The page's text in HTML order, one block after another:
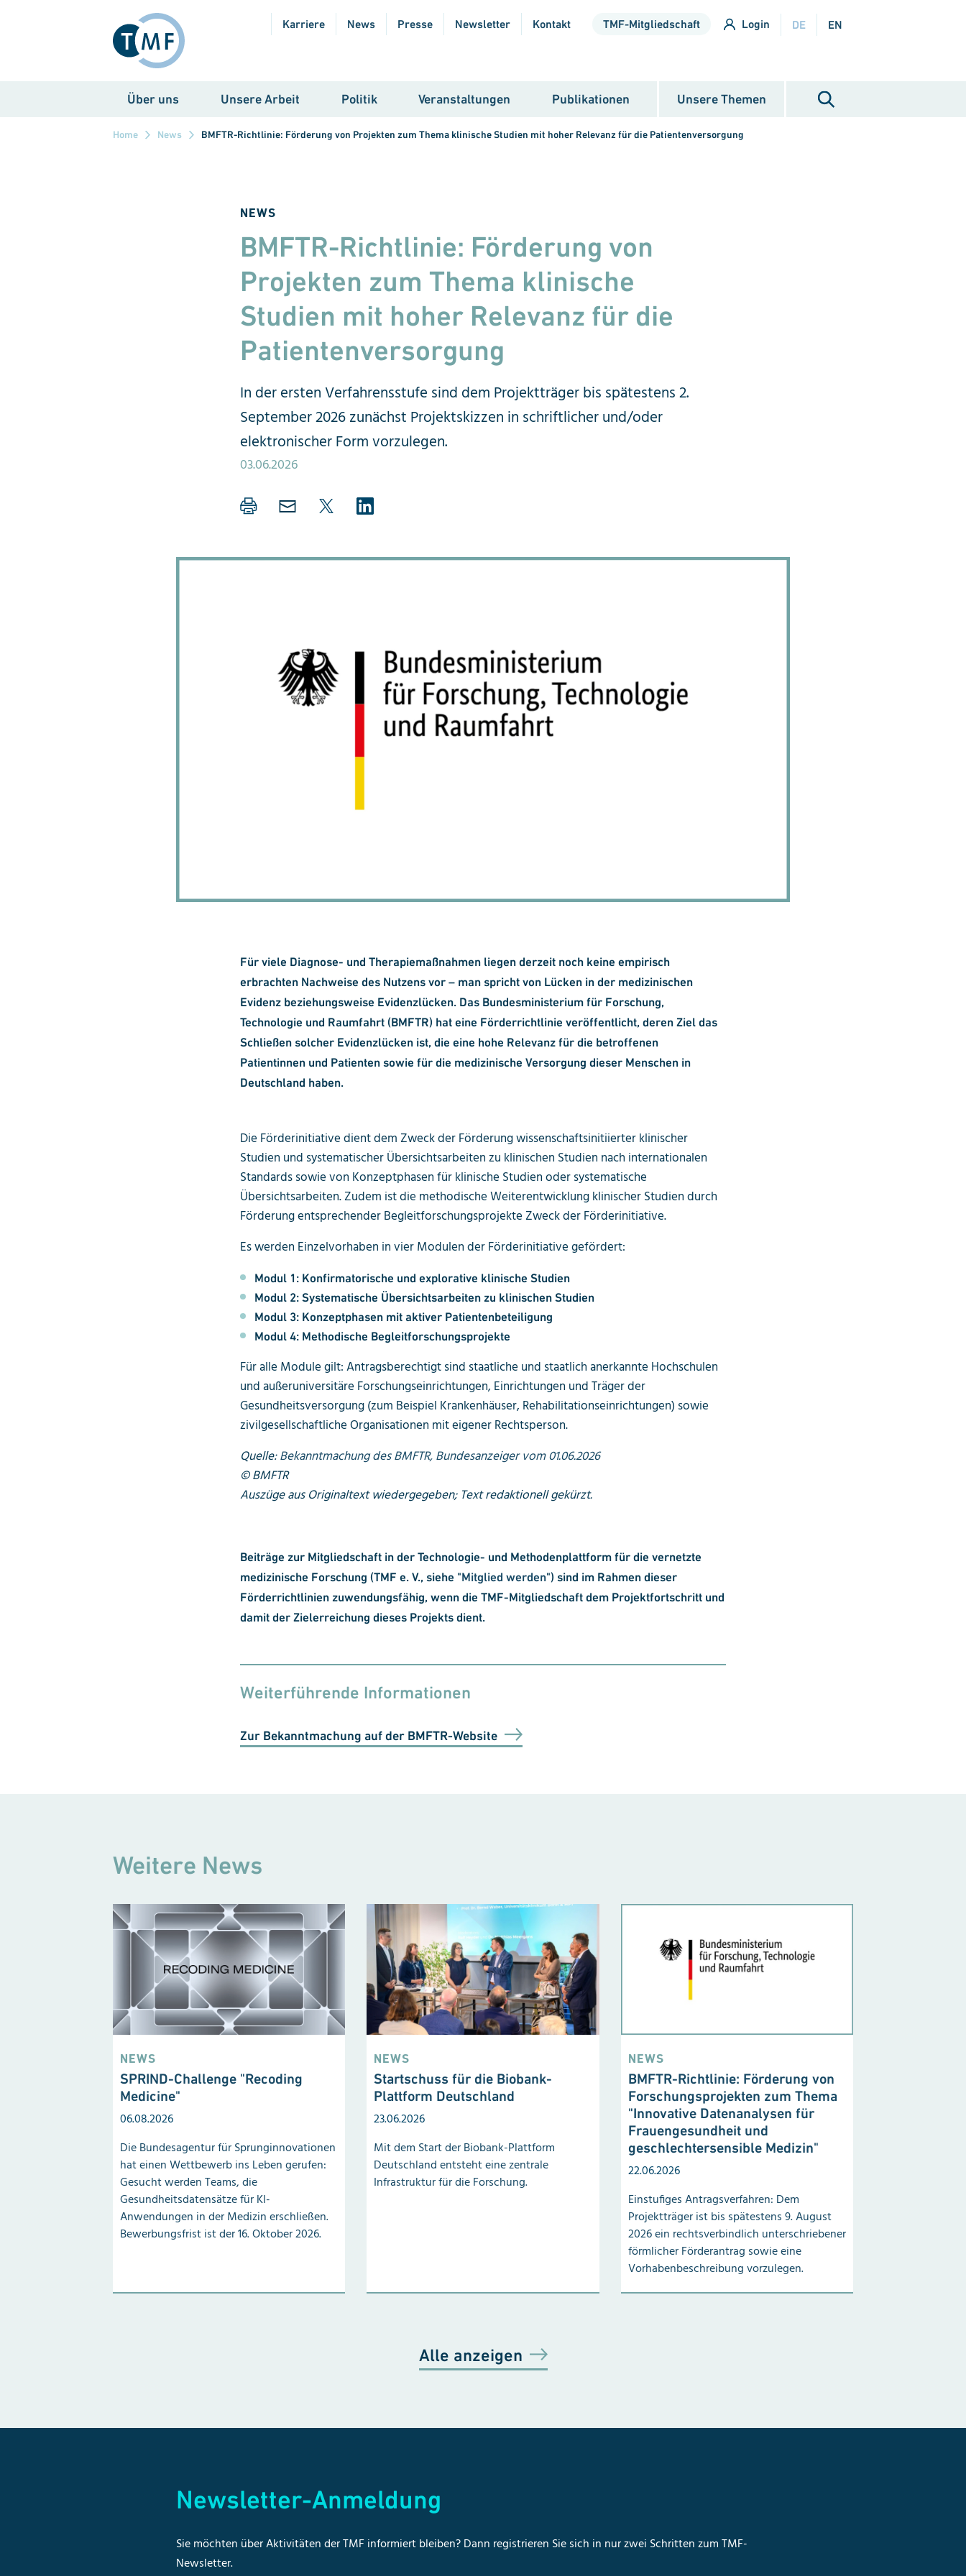
Karriere News Presse Newsletter Kontakt TMF-Mitgliedschaft Login DE EN
Über uns Unsere Arbeit Politik Veranstaltungen Publikationen Unsere Themen
Home News BMFTR-Richtlinie: Förderung von Projekten zum Thema klinische Studien mit hoher Relevanz für die Patientenversorgung
NEWS
BMFTR-Richtlinie: Förderung von
Projekten zum Thema klinische
Studien mit hoher Relevanz für die
Patientenversorgung
In der ersten Verfahrensstufe sind dem Projektträger bis spätestens 2.
September 2026 zunächst Projektskizzen in schriftlicher und/oder
elektronischer Form vorzulegen.
03.06.2026
Für viele Diagnose- und Therapiemaßnahmen liegen derzeit noch keine empirisch
erbrachten Nachweise des Nutzens vor – man spricht von Lücken in der medizinischen
Evidenz beziehungsweise Evidenzlücken. Das Bundesministerium für Forschung,
Technologie und Raumfahrt (BMFTR) hat eine Förderrichtlinie veröffentlicht, deren Ziel das
Schließen solcher Evidenzlücken ist, die eine hohe Relevanz für die betroffenen
Patientinnen und Patienten sowie für die medizinische Versorgung dieser Menschen in
Deutschland haben.
Die Förderinitiative dient dem Zweck der Förderung wissenschaftsinitiierter klinischer
Studien und systematischer Übersichtsarbeiten zu klinischen Studien nach internationalen
Standards sowie von Konzeptphasen für klinische Studien oder systematische
Übersichtsarbeiten. Zudem ist die methodische Weiterentwicklung klinischer Studien durch
Förderung entsprechender Begleitforschungsprojekte Zweck der Förderinitiative.
Es werden Einzelvorhaben in vier Modulen der Förderinitiative gefördert:
Modul 1: Konfirmatorische und explorative klinische Studien
Modul 2: Systematische Übersichtsarbeiten zu klinischen Studien
Modul 3: Konzeptphasen mit aktiver Patientenbeteiligung
Modul 4: Methodische Begleitforschungsprojekte
Für alle Module gilt: Antragsberechtigt sind staatliche und staatlich anerkannte Hochschulen
und außeruniversitäre Forschungseinrichtungen, Einrichtungen und Träger der
Gesundheitsversorgung (zum Beispiel Krankenhäuser, Rehabilitationseinrichtungen) sowie
zivilgesellschaftliche Organisationen mit eigener Rechtsperson.
Quelle:Bekanntmachung des BMFTR, Bundesanzeiger vom 01.06.2026
© BMFTR
Auszüge aus Originaltext wiedergegeben; Text redaktionell gekürzt.
Beiträge zur Mitgliedschaft in der Technologie- und Methodenplattform für die vernetzte
medizinische Forschung (TMF e. V., siehe "Mitglied werden") sind im Rahmen dieser
Förderricht­linien zuwendungs­fähig, wenn die TMF-Mitgliedschaft dem Projekt­fortschritt und
damit der Zielerreichung dieses Projekts dient.
Weiterführende Informationen
Zur Bekanntmachung auf der BMFTR-Website
Weitere News
NEWS
SPRIND-Challenge "Recoding
Medicine"
06.08.2026
Die Bundesagentur für Sprunginnovationen
hat einen Wettbewerb ins Leben gerufen:
Gesucht werden Teams, die
Gesundheitsdatensätze für KI-
Anwendungen in der Medizin erschließen.
Bewerbungsfrist ist der 16. Oktober 2026.
NEWS
Startschuss für die Biobank-
Plattform Deutschland
23.06.2026
Mit dem Start der Biobank-Plattform
Deutschland entsteht eine zentrale
Infrastruktur für die Forschung.
NEWS
BMFTR-Richtlinie: Förderung von
Forschungsprojekten zum Thema
"Innovative Datenanalysen für
Frauengesundheit und
geschlechtersensible Medizin"
22.06.2026
Einstufiges Antragsverfahren: Dem
Projektträger ist bis spätestens 9. August
2026 ein rechtsverbindlich unterschriebener
förmlicher Förderantrag sowie eine
Vorhabenbeschreibung vorzulegen.
Alle anzeigen
Newsletter-Anmeldung
Sie möchten über Aktivitäten der TMF informiert bleiben? Dann registrieren Sie sich in nur zwei Schritten zum TMF-
Newsletter.